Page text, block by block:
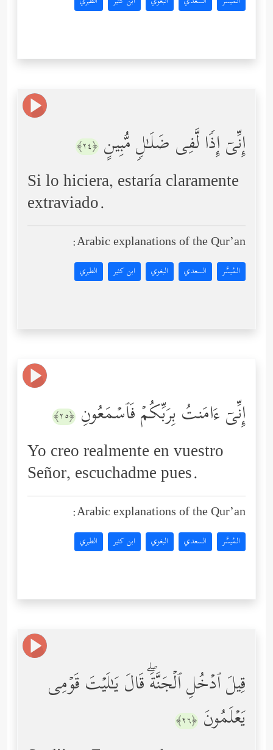
إِنِّیۤ إِذࣰا لَّفِی ضَلَـٰلࣲ مُّبِینٍ ﴿٢٤﴾
Si lo hiciera, estaría claramente
extraviado.
Arabic explanations of the Qur’an:
المُيسَّر السعدي البغوي ابن كثير الطبري
إِنِّیۤ ءَامَنتُ بِرَبِّكُمۡ فَٱسۡمَعُونِ ﴿٢٥﴾
Yo creo realmente en vuestro
Señor, escuchadme pues.
Arabic explanations of the Qur’an:
المُيسَّر السعدي البغوي ابن كثير الطبري
قِیلَ ٱدۡخُلِ ٱلۡجَنَّةَۖ قَالَ یَـٰلَیۡتَ قَوۡمِی
یَعۡلَمُونَ ﴿٢٦﴾